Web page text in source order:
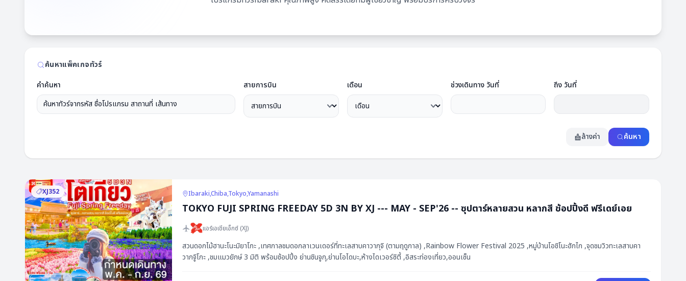
ค้นหาแพ็คเกจทัวร์
คำค้นหา
สายการบิน เดือน ช่วงเดินทาง วันที่ ถึง วันที่
ล้างค่า ค้นหา
XJ352 Ibaraki,Chiba,Tokyo,Yamanashi
TOKYO FUJI SPRING FREEDAY 5D 3N BY XJ --- MAY - SEP'26 -- ซุปตาร์หลายสวน หลากสี ช้อปปิ้งดี ฟรีเดย์เอย
แอร์เอเชียเอ็กซ์ (XJ)
สวนดอกไม้ฮานะโนะมิยาโกะ ,เทศกาลชมดอกลาเวนเดอร์ที่ทะเลสาบคาวากุจิ (ตามฤดูกาล) ,Rainbow Flower Festival 2025 ,หมู่บ้านโอชิโนะฮักไก ,จุดชมวิวทะเลสาบคา
วากจูิโกะ ,ชมแมวยักษ์ 3 มิติ พร้อมช้อปปิ้ง ย่านชินจูกุ,ย่านโอไดบะ,ห้างไดเวอร์ซิตี้ ,อิสระท่องเที่ยว,ออนเซ็น